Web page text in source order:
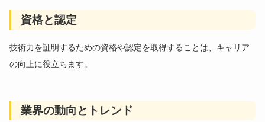
資格と認定
技術力を証明するための資格や認定を取得することは、キャリア
の向上に役立ちます。
業界の動向とトレンド